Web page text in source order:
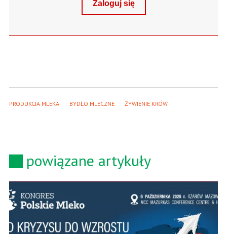
Zaloguj się
PRODUKCJA MLEKA BYDŁO MLECZNE ŻYWIENIE KRÓW
powiązane artykuły